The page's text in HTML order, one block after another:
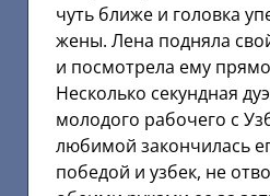
чуть ближе и головка
жены. Лена подняла
и посмотрела ему прямо
Несколько секундная
молодого рабочего с
любимой закончилась
победой и узбек, не